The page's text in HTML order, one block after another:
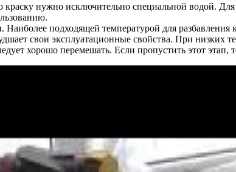
краску нужно исключительно специальной водой.
подходящей температурой для разбавления
свои эксплуатационные свойства. При низких
хорошо перемешать. Если пропустить этот